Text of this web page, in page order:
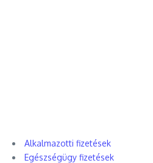
Alkalmazotti fizetések
Egészségügy fizetések